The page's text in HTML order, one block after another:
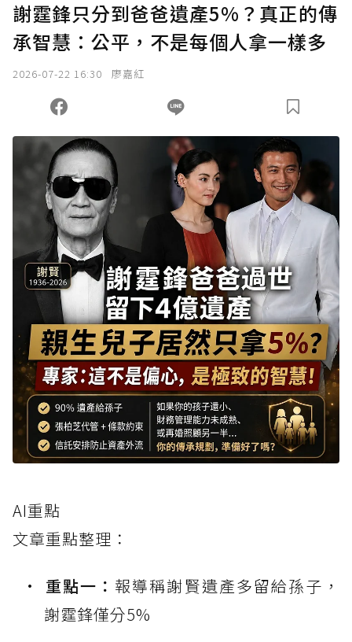
謝霆鋒只分到爸爸遺產5%？真正的傳
承智慧：公平，不是每個人拿一樣多
2026-07-22 16:30 廖嘉紅
AI重點
文章重點整理：
重點一： 報導稱謝賢遺產多留給孫子，
謝霆鋒僅分5%